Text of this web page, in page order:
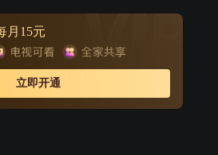
。瀚海拍卖行女老板张希说服海外
物回到祖国。此时有关这对虎符的
一起文物盗窃案就此展开。
月15元
立即开通